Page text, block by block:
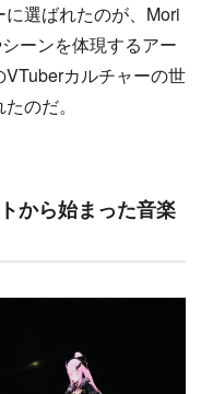
選ばれたのが、Mori
ーンを体現するアー
カルチャーの世
のだ。
から始まった音楽